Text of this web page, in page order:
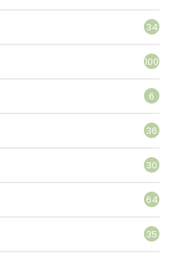
34
100
6
36
30
64
35